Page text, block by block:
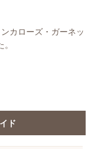
カローズ・ガーネッ
ド